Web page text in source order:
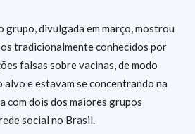
grupo, divulgada em março, mostrou
tradicionalmente conhecidos por
falsas sobre vacinas, de modo
alvo e estavam se concentrando na
com dois dos maiores grupos
social no Brasil.